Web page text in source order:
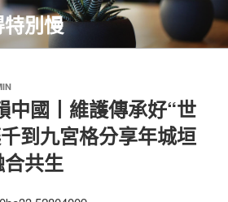
別慢
中國丨維護傳承好“世
到九宮格分享年城垣
共生